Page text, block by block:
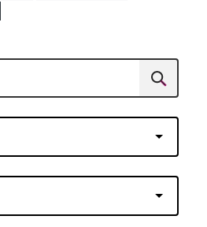
Suchen